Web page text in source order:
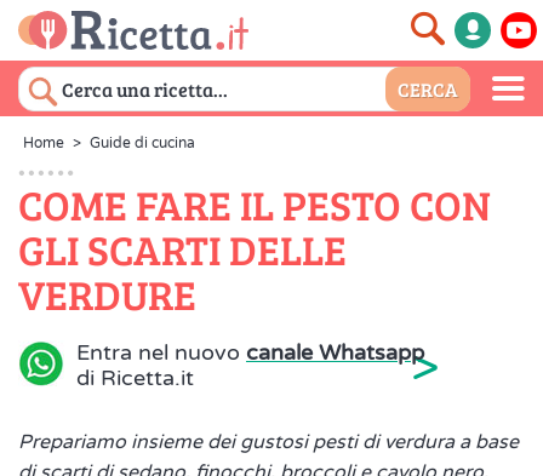
Home > Guide di cucina
COME FARE IL PESTO CON
GLI SCARTI DELLE
VERDURE
Entra nel nuovo canale Whatsapp
di Ricetta.it
>
Prepariamo insieme dei gustosi pesti di verdura a base